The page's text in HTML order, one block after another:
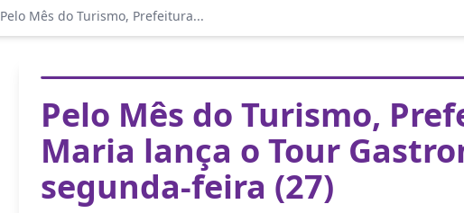
Pelo Mês do Turismo, Prefeitura...
Pelo Mês do Turismo,
Maria lança o Tour
segunda-feira (27)